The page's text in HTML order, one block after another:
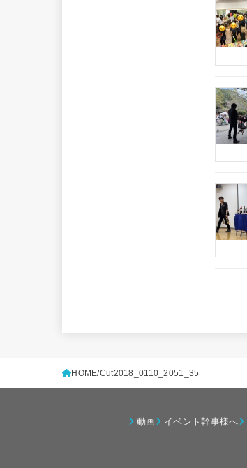
HOME Cut2018_0110_2051_35
動画 イベント幹事様へ